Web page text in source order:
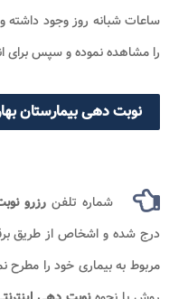
ساعات شبانه روز وجود داشته
را مشاهده نموده و سپس برای
نوبت دهی بیمارستان
شماره تلفن رزرو
درج شده و اشخاص از طریق
مربوط به بیماری خود را مطرح